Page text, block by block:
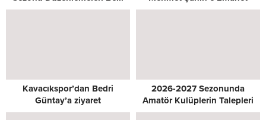
Oldu
Kavacıkspor’dan Bedri
Güntay’a ziyaret
2026-2027 Sezonunda
Amatör Kulüplerin Talepleri
Masada